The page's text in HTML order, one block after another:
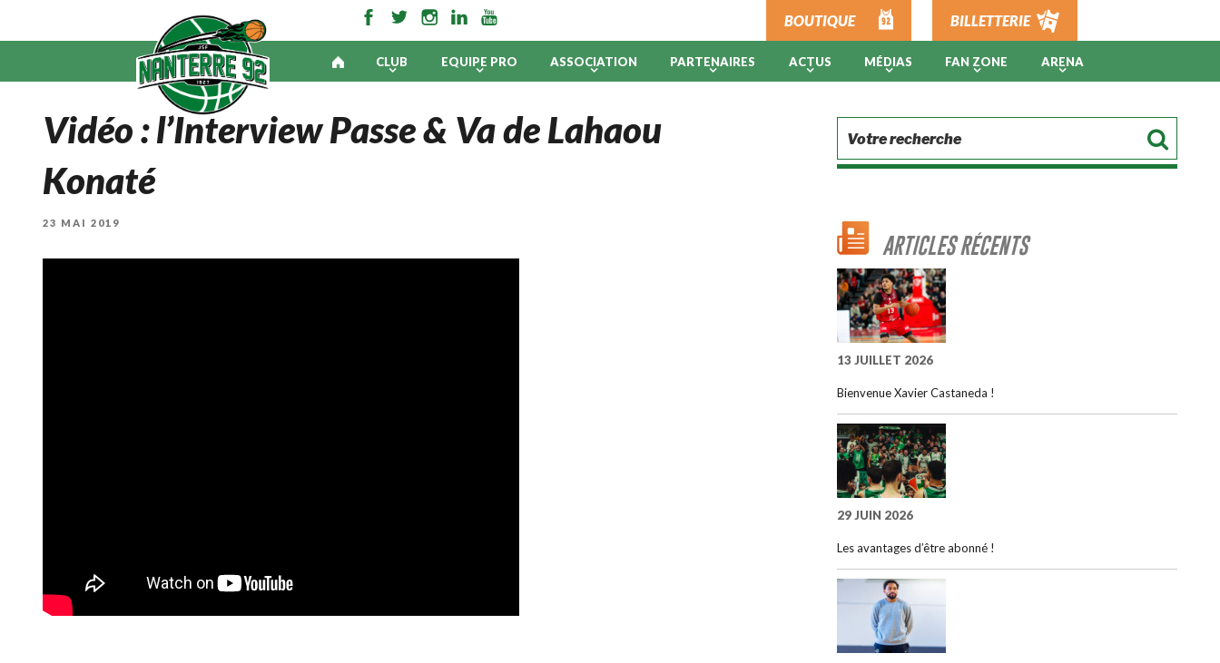
BOUTIQUE BILLETTERIE
CLUB EQUIPE PRO ASSOCIATION PARTENAIRES ACTUS MÉDIAS FAN ZONE ARENA
Vidéo : l’Interview Passe & Va de Lahaou
Konaté
PUBLIÉ
23 MAI 2019
ARTICLES RÉCENTS
13 JUILLET 2026
Bienvenue Xavier Castaneda !
29 JUIN 2026
Les avantages d’être abonné !